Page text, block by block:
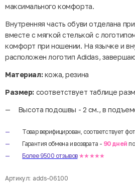
максимального комфорта.
Внутренняя часть обуви отделана
вместе с мягкой стелькой с
комфорт при ношении. На язычке и
расположен логотип Adidas,
Материал:кожа, резина
Размер: соответствует таблице
Высота подошвы - 2 см., в
Товар верифицирован, соответствует
Гарантия обмена и возврата - 90 дней
Более 9500 отзывов ★★★★★
Артикул: adds-06100